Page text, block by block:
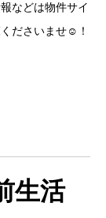
などは物件サイ
ださいませ☺！
生活